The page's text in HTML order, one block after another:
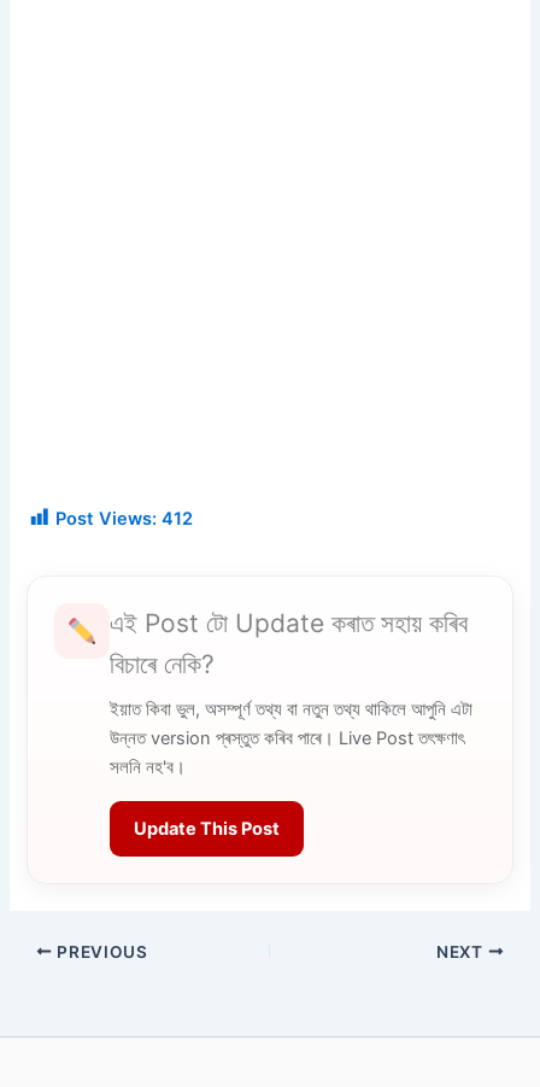
Post Views: 412
এই Post টো Update কৰাত সহায় কৰিব
বিচাৰে নেকি?
ইয়াত কিবা ভুল, অসম্পূৰ্ণ তথ্য বা নতুন তথ্য থাকিলে আপুনি এটা
উন্নত version প্ৰস্তুত কৰিব পাৰে। Live Post তৎক্ষণাৎ
সলনি নহ'ব।
Update This Post
PREVIOUS NEXT